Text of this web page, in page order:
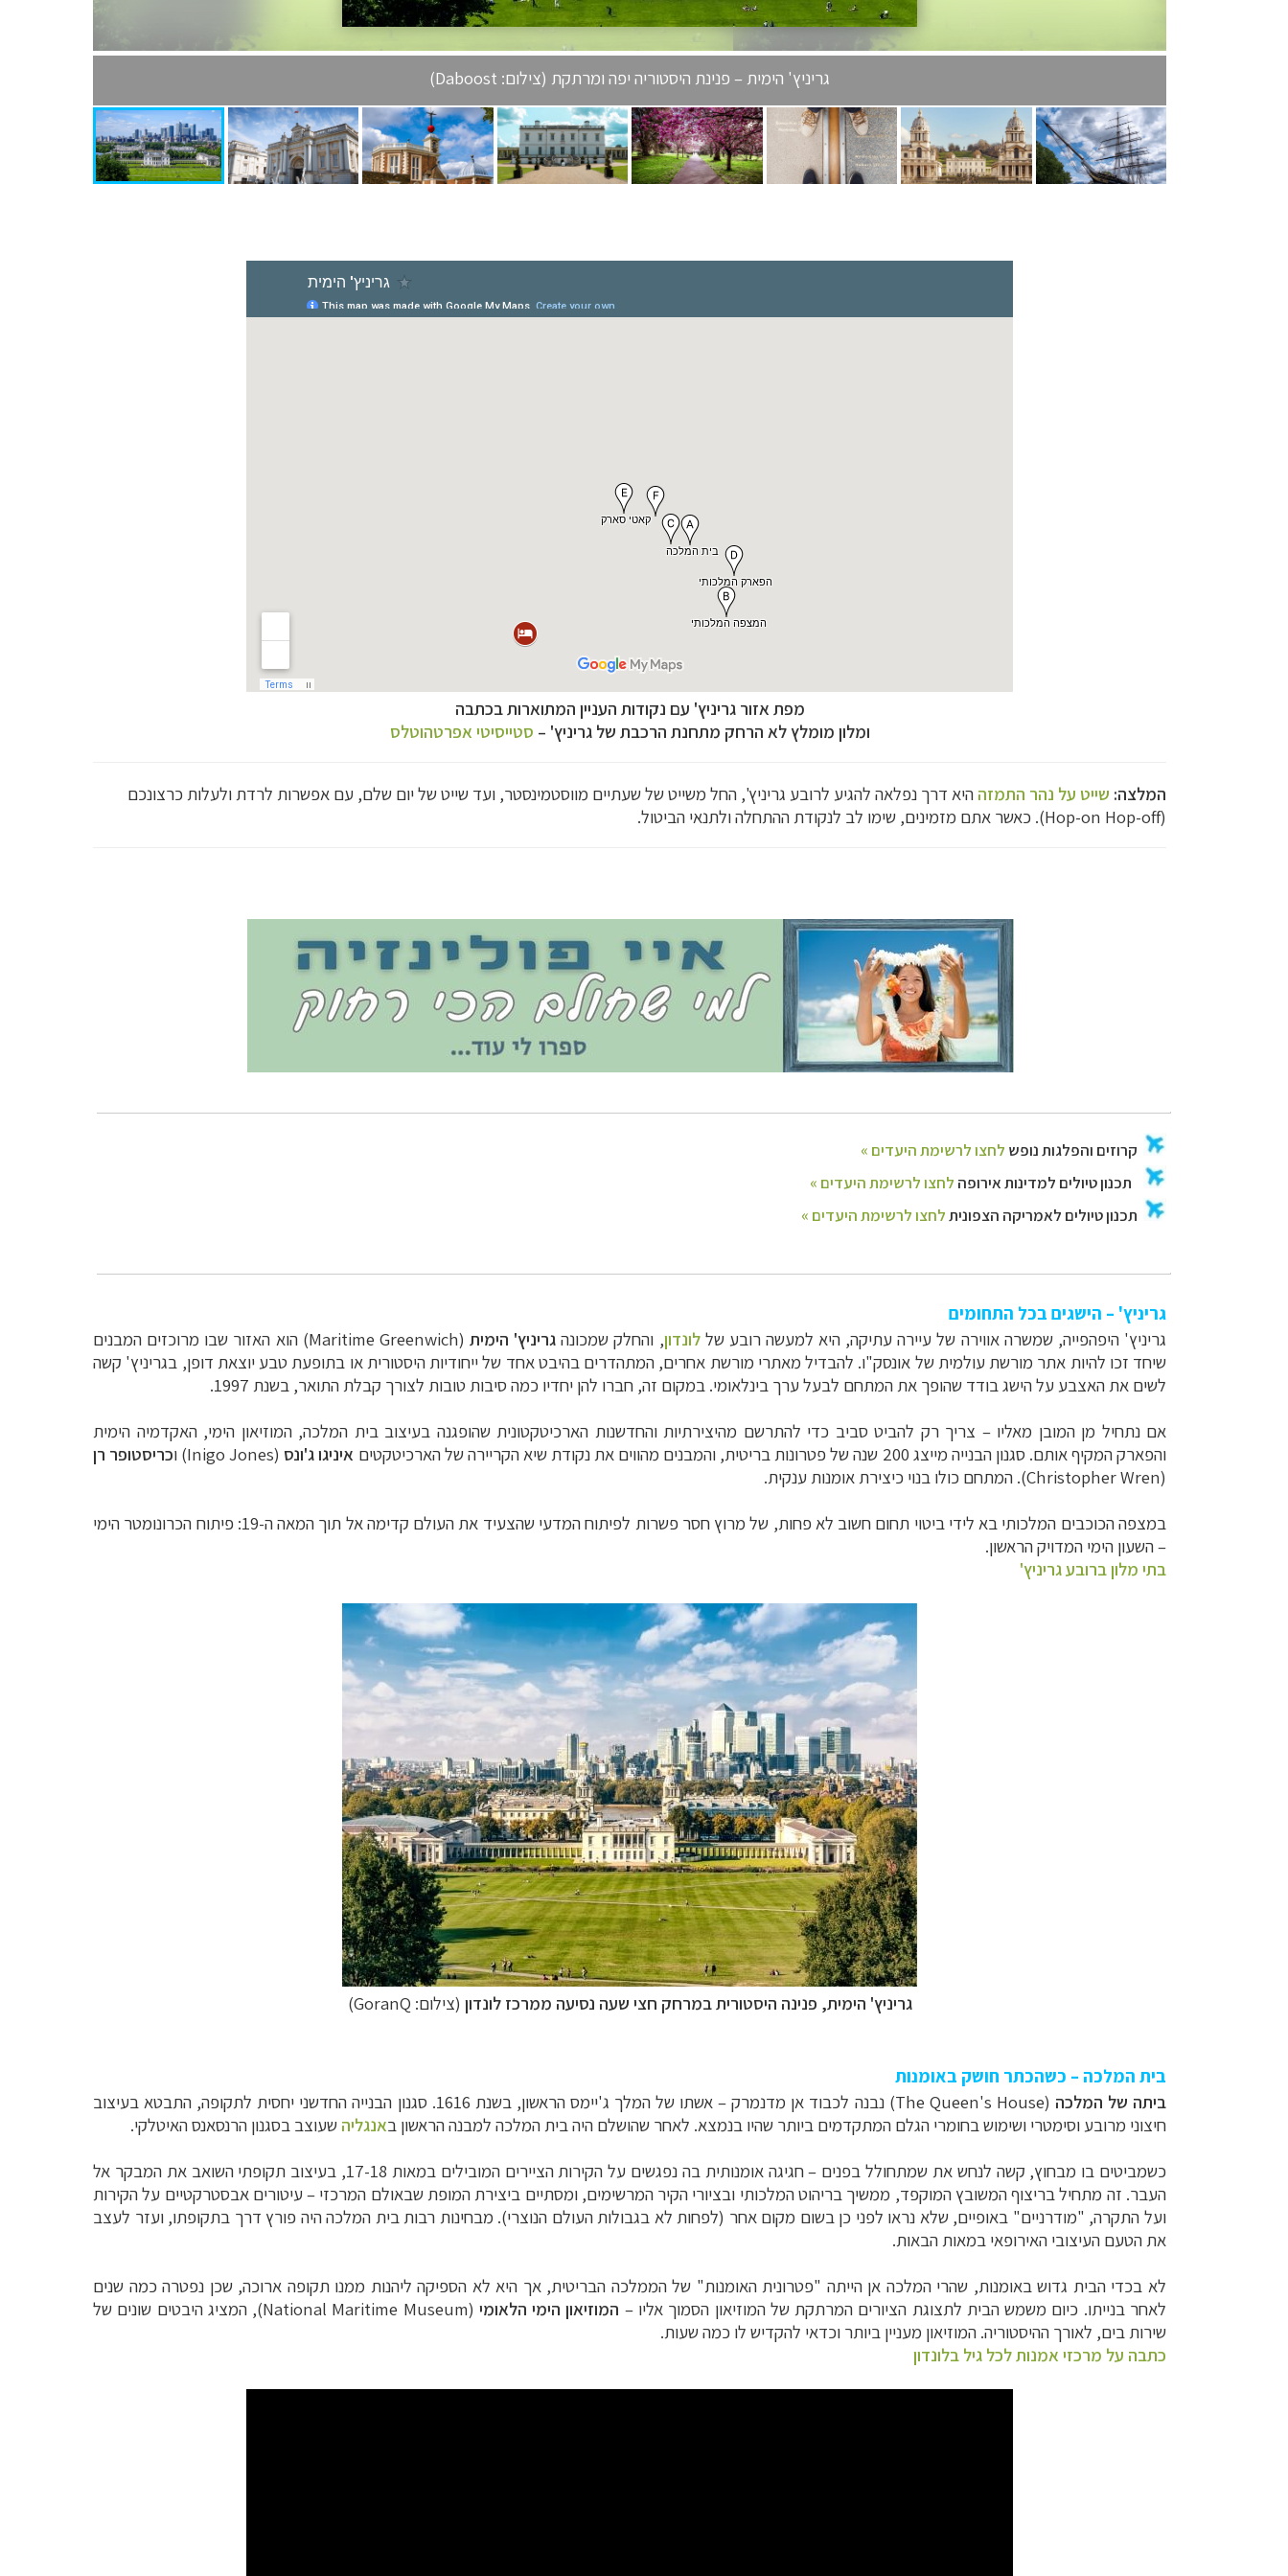
גריניץ' הימית – פנינת היסטוריה יפה ומרתקת (צילום: Daboost)
מפת אזור גריניץ' עם נקודות העניין המתוארות בכתבה
ומלון מומלץ לא הרחק מתחנת הרכבת של גריניץ' – סטייסיטי אפרטהוטלס
המלצה: שייט על נהר התמזה היא דרך נפלאה להגיע לרובע גריניץ', החל משייט של שעתיים מווסטמינסטר, ועד שייט של יום שלם, עם אפשרות לרדת ולעלות כרצונכם
(Hop-on Hop-off). כאשר אתם מזמינים, שימו לב לנקודת ההתחלה ולתנאי הביטול.
קרוזים והפלגות נופשלחצו לרשימת היעדים »
גריניץ' – הישגים בכל התחומים
גריניץ' היפהפייה, שמשרה אווירה של עיירה עתיקה, היא למעשה רובע של לונדון, והחלק שמכונה גריניץ' הימית
(Maritime Greenwich) הוא האזור שבו מרוכזים המבנים
שיחד זכו להיות אתר מורשת עולמית של אונסק"ו. להבדיל מאתרי מורשת אחרים, המתהדרים בהיבט אחד של ייחודיות היסטורית או בתופעת טבע יוצאת דופן, בגריניץ' קשה
לשים את האצבע על הישג בודד שהופך את המתחם לבעל ערך בינלאומי. במקום זה, חברו להן יחדיו כמה סיבות טובות לצורך קבלת התואר, בשנת 1997.
אם נתחיל מן המובן מאליו – צריך רק להביט סביב כדי להתרשם מהיצירתיות והחדשנות הארכיטקטונית שהופגנה בעיצוב בית המלכה, המוזיאון הימי, האקדמיה הימית
והפארק המקיף אותם. סגנון הבנייה מייצג 200 שנה של פטרונות בריטית, והמבנים מהווים את נקודת שיא הקריירה של הארכיטקטים
איניגו ג'ונס (
Inigo Jones) וכריסטופר רן
(
Christopher Wren). המתחם כולו בנוי כיצירת אומנות ענקית.
במצפה הכוכבים המלכותי בא לידי ביטוי תחום חשוב לא פחות, של מרוץ חסר פשרות לפיתוח המדעי שהצעיד את העולם קדימה אל תוך המאה ה-19: פיתוח הכרונומטר הימי
– השעון הימי המדויק הראשון.
בתי מלון ברובע גריניץ'
גריניץ' הימית, פנינה היסטורית במרחק חצי שעה נסיעה ממרכז לונדון (צילום: GoranQ)
בית המלכה – כשהכתר חושק באומנות
ביתה של המלכה
(The Queen's House) נבנה לכבוד אן מדנמרק – אשתו של המלך ג'יימס הראשון, בשנת 1616. סגנון הבנייה החדשני יחסית לתקופה, התבטא בעיצוב
חיצוני מרובע וסימטרי ושימוש בחומרי הגלם המתקדמים ביותר שהיו בנמצא. לאחר שהושלם היה בית המלכה למבנה הראשון באנגליה שעוצב בסגנון הרנסאנס האיטלקי.
כשמביטים בו מבחוץ, קשה לנחש את שמתחולל בפנים – חגיגה אומנותית בה נפגשים על הקירות הציירים המובילים במאות 17-18, בעיצוב תקופתי השואב את המבקר אל
העבר. זה מתחיל בריצוף המשובץ המוקפד, ממשיך בריהוט המלכותי ובציורי הקיר המרשימים, ומסתיים ביצירת המופת שבאולם המרכזי – עיטורים אבסטרקטיים על הקירות
ועל התקרה, "מודרניים" באופיים, שלא נראו לפני כן בשום מקום אחר (לפחות לא בגבולות העולם הנוצרי). מבחינות רבות בית המלכה היה פורץ דרך בתקופתו, ועזר לעצב
את הטעם העיצובי האירופאי במאות הבאות.
לא בכדי הבית גדוש באומנות, שהרי המלכה אן הייתה "פטרונית האומנות" של הממלכה הבריטית, אך היא לא הספיקה ליהנות ממנו תקופה ארוכה, שכן נפטרה כמה שנים
לאחר בנייתו. כיום משמש הבית לתצוגת הציורים המרתקת של המוזיאון הסמוך אליו– המוזיאון הימי הלאומי
(National Maritime Museum), המציג היבטים שונים של
שירות בים, לאורך ההיסטוריה. המוזיאון מעניין ביותר וכדאי להקדיש לו כמה שעות.
כתבה על מרכזי אמנות לכל גיל בלונדון